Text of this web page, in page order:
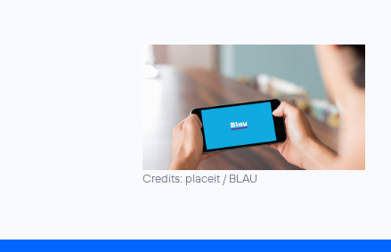
Credits: placeit / BLAU